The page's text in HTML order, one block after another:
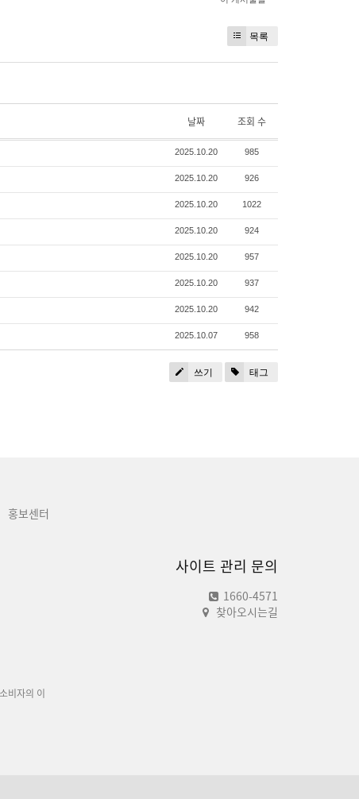
목록
날짜 조회 수
2025.10.20 985
2025.10.20 926
2025.10.20 1022
2025.10.20 924
2025.10.20 957
2025.10.20 937
2025.10.20 942
2025.10.07 958
쓰기 태그
홍보센터
사이트 관리 문의
1660-4571
찾아오시는길
비자의 이